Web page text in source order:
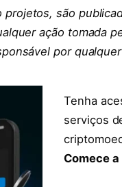
são
ação tomada
por
Tenha
serviços
Comece